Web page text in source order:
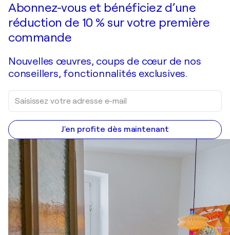
Abonnez-vous et bénéficiez d’une
réduction de 10 % sur votre première
commande
Nouvelles œuvres, coups de cœur de nos
conseillers, fonctionnalités exclusives.
J'en profite dès maintenant